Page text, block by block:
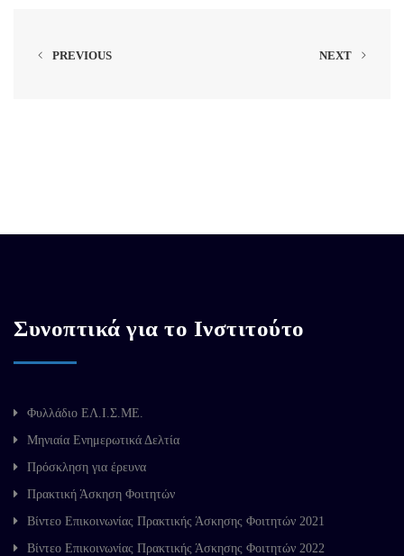
PREVIOUS NEXT
Συνοπτικά για το Ινστιτούτο
Φυλλάδιο ΕΛ.Ι.Σ.ΜΕ.
Μηνιαία Ενημερωτικά Δελτία
Πρόσκληση για έρευνα
Πρακτική Άσκηση Φοιτητών
Βίντεο Επικοινωνίας Πρακτικής Άσκησης Φοιτητών 2021
Βίντεο Επικοινωνίας Πρακτικής Άσκησης Φοιτητών 2022